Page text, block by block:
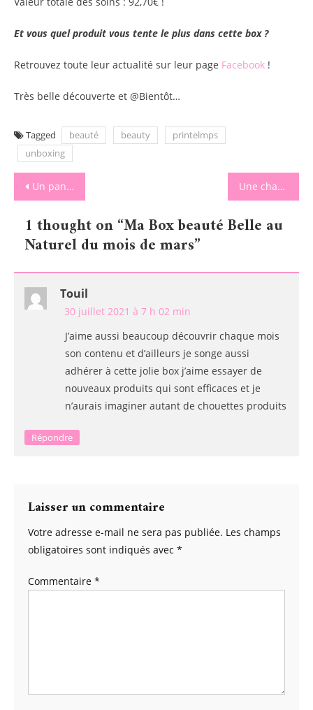
Et vous quel produit vous tente le plus dans cette box ?
Retrouvez toute leur actualité sur leur page Facebook !
Très belle découverte et @Bientôt…
Tagged beauté beauty
printelmps
unboxing
Navigation
de
l’article
Un panier gourmand pour Pâques Une chasse aux œufs et bonbons de Pâques
1 thought on “Ma Box beauté Belle au
Naturel du mois de mars”
Touil
30 juillet 2021 à 7 h 02 min
J’aime aussi beaucoup découvrir chaque mois
son contenu et d’ailleurs je songe aussi
adhérer à cette jolie box j’aime essayer de
nouveaux produits qui sont efficaces et je
n’aurais imaginer autant de chouettes produits
Répondre
Laisser un commentaire
Votre adresse e-mail ne sera pas publiée. Les champs
obligatoires sont indiqués avec *
Commentaire *